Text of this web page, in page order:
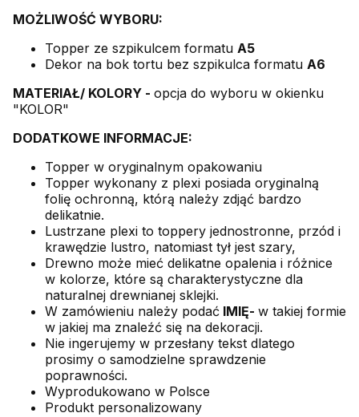
MOŻLIWOŚĆ WYBORU:
Topper ze szpikulcem formatu A5
Dekor na bok tortu bez szpikulca formatu A6
MATERIAŁ/ KOLORY - opcja do wyboru w okienku
"KOLOR"
DODATKOWE INFORMACJE:
Topper w oryginalnym opakowaniu
Topper wykonany z plexi posiada oryginalną
folię ochronną, którą należy zdjąć bardzo
delikatnie.
Lustrzane plexi to toppery jednostronne, przód i
krawędzie lustro, natomiast tył jest szary,
Drewno może mieć delikatne opalenia i różnice
w kolorze, które są charakterystyczne dla
naturalnej drewnianej sklejki.
W zamówieniu należy podać IMIĘ- w takiej formie
w jakiej ma znaleźć się na dekoracji.
Nie ingerujemy w przesłany tekst dlatego
prosimy o samodzielne sprawdzenie
poprawności.
Wyprodukowano w Polsce
Produkt personalizowany